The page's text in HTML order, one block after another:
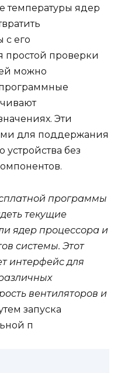
температуры ядер
с его
проверки
можно
Эти
для поддержания
устройства без
программы
текущие
ядер процессора и
системы. Этот
интерфейс для
вентиляторов и
запуска
п